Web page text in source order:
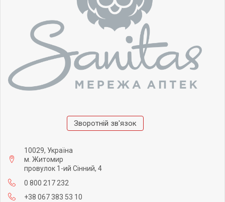
Зворотній зв'язок
10029, Україна
м. Житомир
провулок 1-ий Сінний, 4
0 800 217 232
+38 067 383 53 10